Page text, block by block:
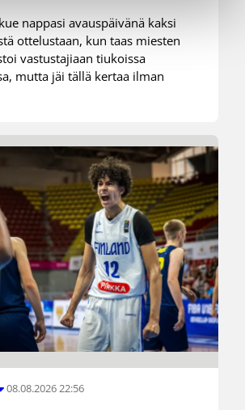
nappasi avauspäivänä kaksi
ottelustaan, kun taas miesten
vastustajiaan tiukoissa
mutta jäi tällä kertaa ilman
08.08.2026 22:56